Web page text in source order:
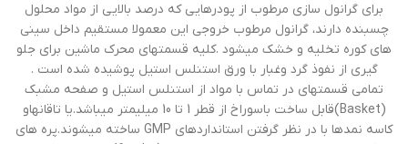
براي گرانول سازي مرطوب از پودرهايي كه درصد بالايي از مواد محلول
چسبنده دارند، گرانول مرطوب خروجي اين معمولا مستقيم داخل سيني
هاي كوره تخليه و خشك ميشود .كليه قسمتهاي محرك ماشين براي جلو
گيري از نفوذ گرد وغبار با ورق استنلس استيل پوشيده شده است .
تمامي قسمتهاي در تماس با مواد از استنلس استيل و صفحه مشبك
(Basket)قابل ساخت باسوراخ از قطر 1 تا 10 ميليمتر ميباشد.يا تاقانهاو
كاسه نمدها با در نظر گرفتن استانداردهاي GMP ساخته ميشوند.پره هاي